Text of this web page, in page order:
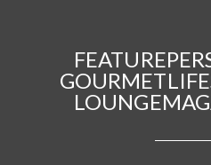
FEATURE
GOURMET
LOUNGE